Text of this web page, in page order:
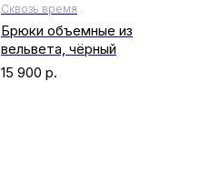
Сквозь время
Брюки объемные из
вельвета, чёрный
15 900 р.